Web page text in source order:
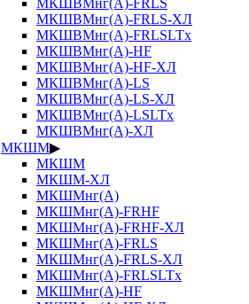
МКШВМнг(А)-FRLS
МКШВМнг(А)-FRLS-ХЛ
МКШВМнг(А)-FRLSLTx
МКШВМнг(А)-HF
МКШВМнг(А)-HF-ХЛ
МКШВМнг(А)-LS
МКШВМнг(А)-LS-ХЛ
МКШВМнг(А)-LSLTx
МКШВМнг(А)-ХЛ
МКШМ▶
МКШМ
МКШМ-ХЛ
МКШМнг(А)
МКШМнг(А)-FRHF
МКШМнг(А)-FRHF-ХЛ
МКШМнг(А)-FRLS
МКШМнг(А)-FRLS-ХЛ
МКШМнг(А)-FRLSLTx
МКШМнг(А)-HF